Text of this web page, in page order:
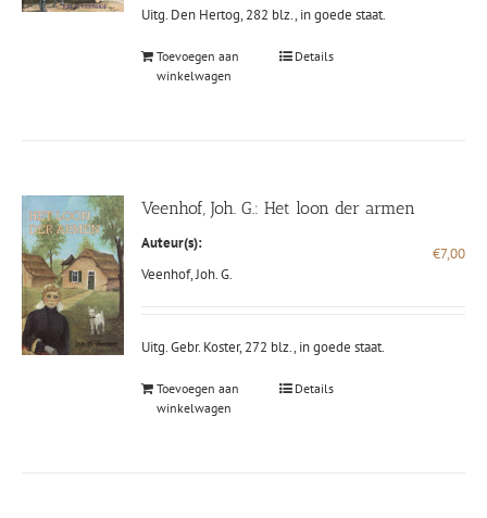
Uitg. Den Hertog, 282 blz., in goede staat.
Toevoegen aan
winkelwagen
Details
Veenhof, Joh. G.: Het loon der armen
Auteur(s):
Veenhof, Joh. G.
€7,00
Uitg. Gebr. Koster, 272 blz., in goede staat.
Toevoegen aan
winkelwagen
Details